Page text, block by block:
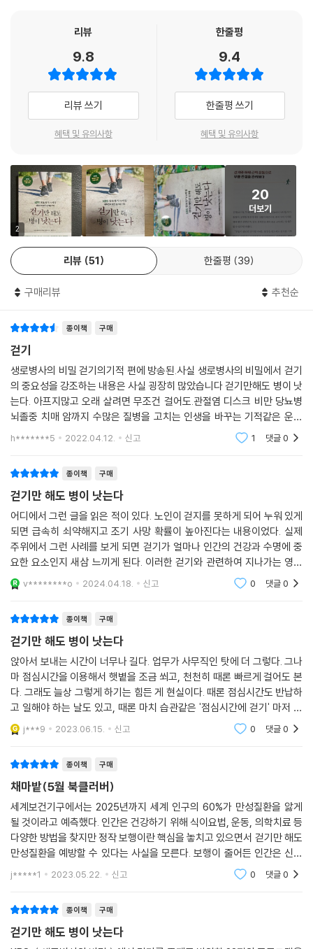
나 걷자 많은 것이 달라졌다. 일상생활이 불가능할 정도로 허리와 무릎 통
원인과 증상은 달라도 치료법은 공통적으로 걷기였다. 걷기로 체중 감량은
물론 혈압, 혈당, 콜레스테롤 수치가 정상치로 회복되어 약을 끊은 사람도
여럿이다. 완치가 불가능하다고 여겨지는 뇌졸중 후유증, 파킨슨병, 암 환
자들이 병을 이겨내고 제2의 삶을 시작한 이야기는 걷기의 무한한 치료 가
능성을 보여준다. 절망 끝에 되찾은 건강, 그 시작은 의외로 사소했다.
내 몸을 살리는 걷기의 과학적 효능
걷기의 효능은 세 가지로 요약할 수 있다. 에너지 소비 증가, 심뇌혈관기능
강화, 하체 근력 강화이다. 우리가 걷기 시작하면 세 가지 효능은 복합적으
로 이루어진다. 걷기로 신체 활동량이 증가하면 근육 움직임이 늘어나고
에너지 소비량이 증가한다. 걸을 때는 하체 근육을 집중적으로 사용하는
데, 이는 혈관을 짜주는 행위로 작용해 심뇌혈관까지 원활하게 혈액순환이
이루어진다. 걷기로 하체 근육이 강해질수록 무릎과 척추에 가해지는 하중
면 허리를 곧게 세우게 되어 척추기립근이 발달하는 효과가 있다. 책에서
m 넓혀 걷기’ ‘하루 4km 걷기’ ‘계단 오르기’ ‘등산(오르막 걷기)’ ‘해안 걷
기(노르딕 워킹)’를 포함한 총 8가지로 방법으로, 자신에게 맞는 걷기를
익힐 수 있다.
약이 되는 걷기, 독이 되는 걷기
걷기는 건강에 이롭기만 할까? 걷기가 오히려 몸을 해치고 통증을 악화시
킨다면 무엇이 잘못된 걸까? 책에서는 걸을수록 질병을 유발하는 독이 되
화, 직업이나 습관으로 비뚤어진 자세, 과체중 등의 요인으로 신체에 변화
가 생기고 걸음걸이가 조금씩 어긋났다. 이를 알아채지 못하고 계속 걸으
면 통증만 악화된다. 책에서는 개인의 보행상태, 신체질환, 체중 등을 고려
한 약이 되는 걷기를 알려준다. 더불어 40대부터 흔히 겪는 퇴행성관절염,
척추협착증, 무지외반증으로 인한 보행의 어려움에 명확한 솔루션을 제시
한다.
리뷰
9.8
리뷰 쓰기
혜택 및 유의사항
한줄평
9.4
한줄평 쓰기
혜택 및 유의사항
2
20
더보기
리뷰 51 한줄평 39
구매리뷰 추천순
종이책 구매
걷기
생로병사의 비밀 걷기의기적 편에 방송된.사실 생로병사의 비밀에서 걷기
의 중요성을 강조하는 내용은 사실 굉장히 많았습니다 걷기만해도 병이 낫
는다. 아프지많고 오래 살려면 무조건 걸어도.관절염 디스크 비만 당뇨병
뇌졸중 치매 암까지 수많은 질병을 고치는 인생을 바꾸는 기적같은 운동
법.다아는 얘기지만 꾸준히 실천하기가 그리 말처럼 쉽지 않습니다 나도
h*******5 2022.04.12. 신고 1 댓글0
종이책 구매
걷기만 해도 병이 낫는다
어디에서 그런 글을 읽은 적이 있다. 노인이 걷지를 못하게 되어 누워 있게
되면 급속히 쇠약해지고 조기 사망 확률이 높아진다는 내용이었다. 실제
주위에서 그런 사례를 보게 되면 걷기가 얼마나 인간의 건강과 수명에 중
요한 요소인지 새삼 느끼게 된다. 이러한 걷기와 관련하여 지나가는 영상
물에서 놓쳤던 내용들을 책을 통해 자세히 알 수 있어서 좋았다.
v********o 2024.04.18. 신고 0 댓글0
종이책 구매
걷기만 해도 병이 낫는다
앉아서 보내는 시간이 너무나 길다. 업무가 사무직인 탓에 더 그렇다. 그나
마 점심시간을 이용해서 햇볕을 조금 쐬고, 천천히 때론 빠르게 걸어도 본
다. 그래도 늘상 그렇게 하기는 힘든 게 현실이다. 때론 점심시간도 반납하
고 일해야 하는 날도 있고, 때론 마치 습관같은 '점심시간에 걷기' 마저 그
러기 싫은 날도 있다. 그래도 걸으면 활력이 생긴다. 그래도 햇빛을 쐬면 기
분이 좋아
j***9 2023.06.15. 신고 0 댓글0
종이책 구매
채마밭(5월 북클러버)
세계보건기구에서는 2025년까지 세계 인구의 60%가 만성질환을 앓게
될 것이라고 예측했다. 인간은 건강하기 위해 식이요법, 운동, 의학치료 등
다양한 방법을 찾지만 정작 보행이란 핵심을 놓치고 있으면서 걷기만 해도
만성질환을 예방할 수 있다는 사실을 모른다. 보행이 줄어든 인간은 신경
계기능이 무뎌진다. 거북목 자세로 오랜 시간 컴퓨터를 할 때 목과 굽은 어
깨를 바로잡는 능
j*****1 2023.05.22. 신고 0 댓글0
종이책 구매
걷기만 해도 병이 낫는다